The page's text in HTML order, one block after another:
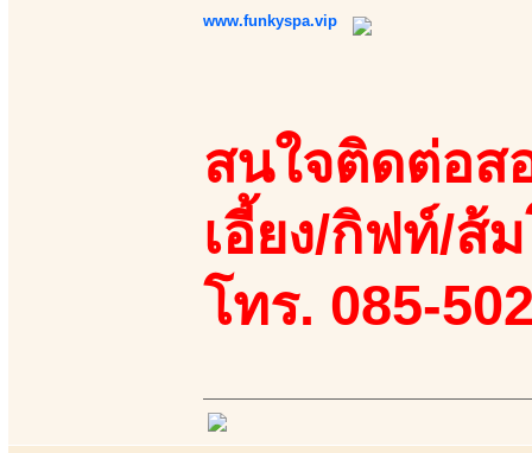
www.funkyspa.vip
สนใจติดต่อส
เอี้ยง/กิฟท์/ส้
โทร. 085-